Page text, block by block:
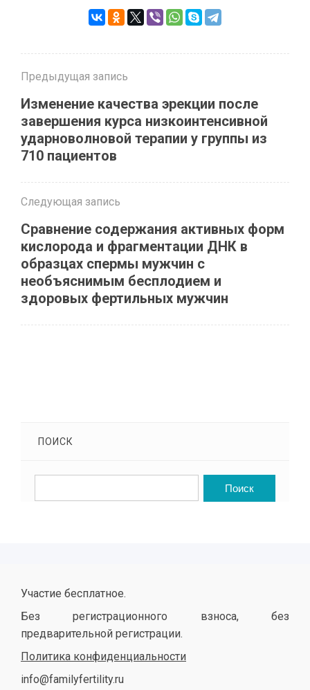
Предыдущая запись
Изменение качества эрекции после
завершения курса низкоинтенсивной
ударноволновой терапии у группы из
710 пациентов
Следующая запись
Сравнение содержания активных форм
кислорода и фрагментации ДНК в
образцах спермы мужчин с
необъяснимым бесплодием и
здоровых фертильных мужчин
ПОИСК
Участие бесплатное.
Без регистрационного взноса, без
предварительной регистрации.
Политика конфиденциальности
info@familyfertility.ru